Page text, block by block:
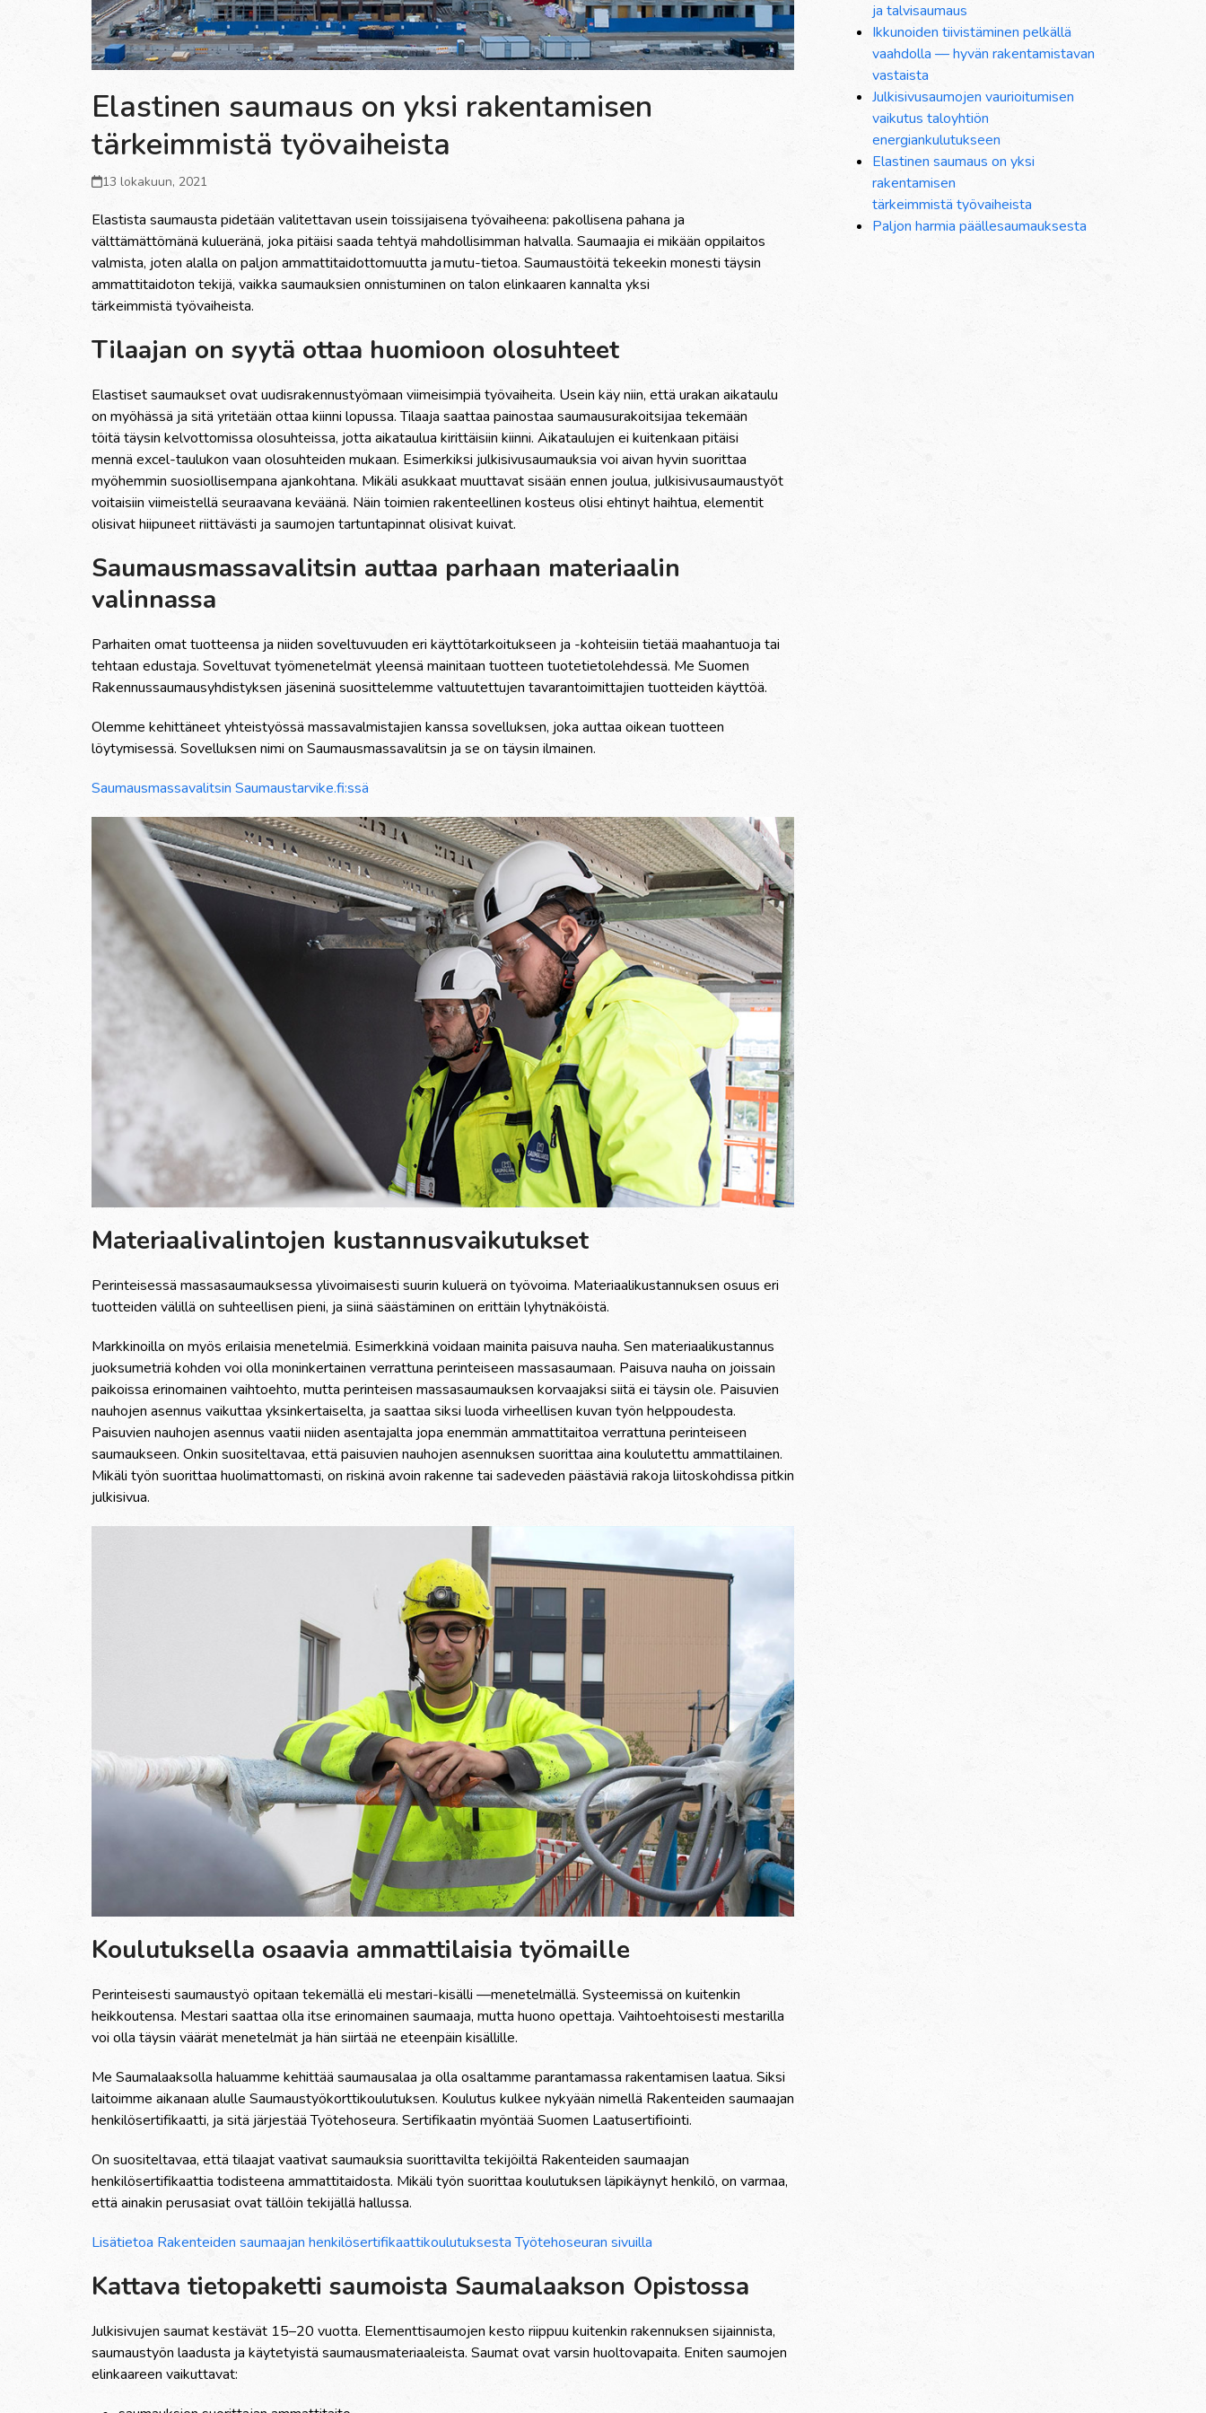
Elastinen saumaus on yksi rakentamisen
tärkeimmistä työvaiheista
13 lokakuun, 2021
Elastista saumausta pidetään valitettavan usein toissijaisena työvaiheena: pakollisena pahana ja
välttämättömänä kulueränä, joka pitäisi saada tehtyä mahdollisimman halvalla. Saumaajia ei mikään oppilaitos
valmista, joten alalla on paljon ammattitaidottomuutta ja mutu-tietoa. Saumaustöitä tekeekin monesti täysin
ammattitaidoton tekijä, vaikka saumauksien onnistuminen on talon elinkaaren kannalta yksi
tärkeimmistä työvaiheista.
Tilaajan on syytä ottaa huomioon olosuhteet
Elastiset saumaukset ovat uudisrakennustyömaan viimeisimpiä työvaiheita. Usein käy niin, että urakan aikataulu
on myöhässä ja sitä yritetään ottaa kiinni lopussa. Tilaaja saattaa painostaa saumausurakoitsijaa tekemään
töitä täysin kelvottomissa olosuhteissa, jotta aikataulua kirittäisiin kiinni. Aikataulujen ei kuitenkaan pitäisi
mennä excel-taulukon vaan olosuhteiden mukaan. Esimerkiksi julkisivusaumauksia voi aivan hyvin suorittaa
myöhemmin suosiollisempana ajankohtana. Mikäli asukkaat muuttavat sisään ennen joulua, julkisivusaumaustyöt
voitaisiin viimeistelläseuraavana keväänä. Näin toimien rakenteellinen kosteus olisi ehtinyt haihtua, elementit
olisivat hiipuneet riittävästi ja saumojen tartuntapinnat olisivat kuivat.
Saumausmassavalitsin auttaa parhaan materiaalin
valinnassa
Parhaiten omat tuotteensa ja niiden soveltuvuuden eri käyttötarkoitukseen ja -kohteisiin tietää maahantuoja tai
tehtaan edustaja. Soveltuvat työmenetelmät yleensä mainitaan tuotteen tuotetietolehdessä. Me Suomen
Rakennussaumausyhdistyksen jäseninä suosittelemme valtuutettujen tavarantoimittajien tuotteiden käyttöä.
Olemme kehittäneet yhteistyössä massavalmistajien kanssa sovelluksen, joka auttaa oikean tuotteen
löytymisessä. Sovelluksen nimi on Saumausmassavalitsin ja se on täysin ilmainen.
Saumausmassavalitsin Saumaustarvike.fi:ssä
Materiaalivalintojen kustannusvaikutukset
Perinteisessä massasaumauksessa ylivoimaisesti suurin kuluerä on työvoima. Materiaalikustannuksen osuus eri
tuotteiden välillä on suhteellisen pieni, ja siinä säästäminen on erittäin lyhytnäköistä.
Markkinoilla on myös erilaisia menetelmiä. Esimerkkinä voidaan mainita paisuva nauha. Sen materiaalikustannus
juoksumetriä kohden voi olla moninkertainen verrattuna perinteiseen massasaumaan. Paisuva nauha on joissain
paikoissa erinomainen vaihtoehto, mutta perinteisen massasaumauksen korvaajaksi siitä ei täysin ole. Paisuvien
nauhojen asennus vaikuttaa yksinkertaiselta, ja saattaa siksi luoda virheellisen kuvan työn helppoudesta.
Paisuvien nauhojen asennus vaatii niiden asentajalta jopa enemmän ammattitaitoa verrattuna perinteiseen
saumaukseen. Onkin suositeltavaa, että paisuvien nauhojen asennuksen suorittaa aina koulutettu ammattilainen.
Mikäli työn suorittaa huolimattomasti, on riskinä avoin rakenne tai sadeveden päästäviä rakoja liitoskohdissa pitkin
julkisivua.
Koulutuksella osaavia ammattilaisia työmaille
Perinteisesti saumaustyö opitaan tekemällä eli mestari-kisälli—menetelmällä. Systeemissä on kuitenkin
heikkoutensa. Mestari saattaa olla itse erinomainen saumaaja, mutta huono opettaja. Vaihtoehtoisesti mestarilla
voi olla täysin väärät menetelmät ja hän siirtää ne eteenpäin kisällille.
Me Saumalaaksolla haluamme kehittää saumausalaa ja olla osaltamme parantamassa rakentamisen laatua. Siksi
laitoimme aikanaan alulle Saumaustyökorttikoulutuksen. Koulutus kulkee nykyään nimellä Rakenteiden saumaajan
henkilösertifikaatti, ja sitä järjestääTyötehoseura. Sertifikaatin myöntää Suomen Laatusertifiointi.
On suositeltavaa, että tilaajat vaativat saumauksia suorittavilta tekijöiltä Rakenteiden saumaajan
henkilösertifikaattia todisteena ammattitaidosta. Mikäli työn suorittaa koulutuksen läpikäynyt henkilö, on varmaa,
että ainakin perusasiat ovat tällöin tekijällä hallussa.
Lisätietoa Rakenteiden saumaajan henkilösertifikaattikoulutuksesta Työtehoseuran sivuilla
Kattava tietopaketti saumoista Saumalaakson Opistossa
Julkisivujen saumat kestävät 15–20 vuotta. Elementtisaumojen kesto riippuu kuitenkin rakennuksen sijainnista,
saumaustyön laadusta ja käytetyistä saumausmateriaaleista. Saumat ovat varsin huoltovapaita. Eniten saumojen
elinkaareen vaikuttavat:
ja talvisaumaus
Ikkunoiden tiivistäminen pelkällä
vaahdolla — hyvän rakentamistavan
vastaista
Julkisivusaumojen vaurioitumisen
vaikutus taloyhtiön
energiankulutukseen
Elastinen saumaus on yksi
rakentamisen
tärkeimmistä työvaiheista
Paljon harmia päällesaumauksesta